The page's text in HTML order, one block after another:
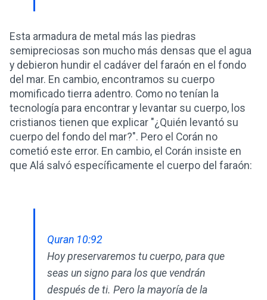
Esta armadura de metal más las piedras
semipreciosas son mucho más densas que el agua
y debieron hundir el cadáver del faraón en el fondo
del mar. En cambio, encontramos su cuerpo
momificado tierra adentro. Como no tenían la
tecnología para encontrar y levantar su cuerpo, los
cristianos tienen que explicar "¿Quién levantó su
cuerpo del fondo del mar?". Pero el Corán no
cometió este error. En cambio, el Corán insiste en
que Alá salvó específicamente el cuerpo del faraón:
Quran 10:92
Hoy preservaremos tu cuerpo, para que
seas un signo para los que vendrán
después de ti. Pero la mayoría de la